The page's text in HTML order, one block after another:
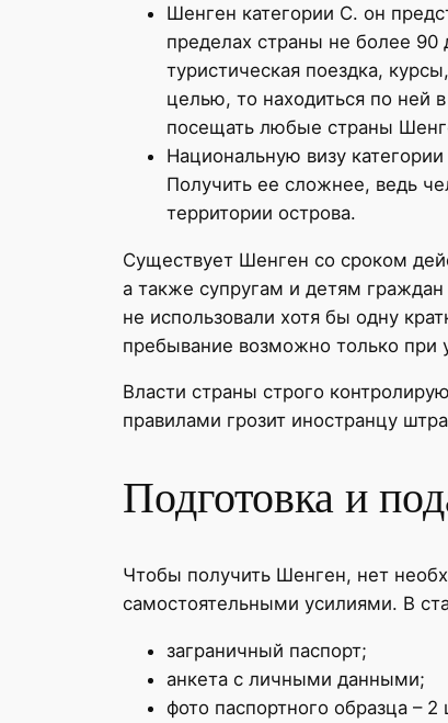
Шенген категории С. он
пределах страны не более 90
туристическая поездка,
целью, то находиться по ней
посещать любые страны
Национальную визу
Получить ее сложнее, ведь
территории острова.
Существует Шенген со сроком
а также супругам и детям
не использовали хотя бы одну
пребывание возможно только при
Власти страны строго
правилами грозит иностранцу
Подготовка и
Чтобы получить Шенген, нет
самостоятельными усилиями. В
заграничный паспорт;
анкета с личными данными;
фото паспортного образца – 2